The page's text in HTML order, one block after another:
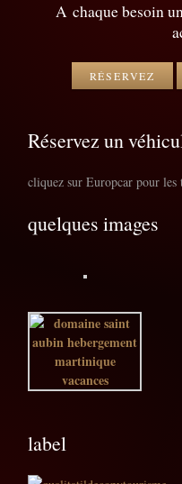
A chaque besoin
RÉSERVEZ
Réservez un
cliquez sur Europcar pour les
quelques images
label